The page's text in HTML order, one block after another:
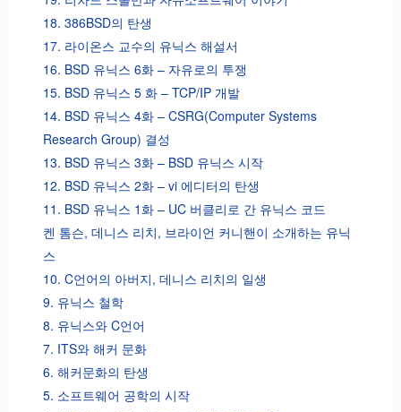
18. 386BSD의 탄생
17. 라이온스 교수의 유닉스 해설서
16. BSD 유닉스 6화 – 자유로의 투쟁
15. BSD 유닉스 5 화 – TCP/IP 개발
14. BSD 유닉스 4화 – CSRG(Computer Systems
Research Group) 결성
13. BSD 유닉스 3화 – BSD 유닉스 시작
12. BSD 유닉스 2화 – vi 에디터의 탄생
11. BSD 유닉스 1화 – UC 버클리로 간 유닉스 코드
켄 톰슨, 데니스 리치, 브라이언 커니핸이 소개하는 유닉
스
10. C언어의 아버지, 데니스 리치의 일생
9. 유닉스 철학
8. 유닉스와 C언어
7. ITS와 해커 문화
6. 해커문화의 탄생
5. 소프트웨어 공학의 시작